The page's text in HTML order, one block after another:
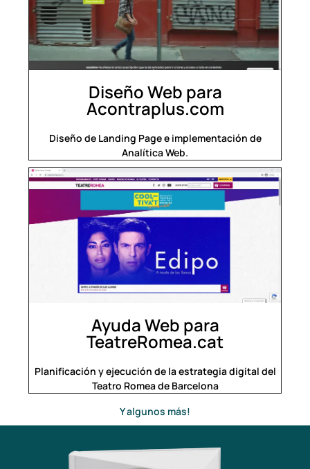
Diseño Web para
Acontraplus.com
Diseño de Landing Page e implementación de
Analítica Web.
Ayuda Web para
TeatreRomea.cat
Planificación y ejecución de la estrategia digital del
Teatro Romea de Barcelona
Y algunos más!